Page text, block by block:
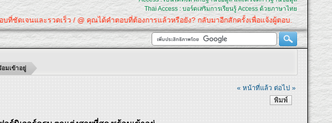
Thai Access : บอร์ดเสริมการเรียนรู้ Access ด้วยภาษาไทย
ที่ชัดเจนและรวดเร็ว / @ คุณได้คำตอบที่ต้องการแล้วหรือยัง? กลับมาอีกสักครั้งเพื่อแจ้งผู้ตอบ.
มเข้าอยู่
« หน้าที่แล้ว ต่อไป »
พิมพ์